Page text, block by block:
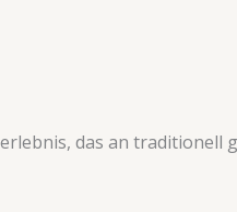
das an traditionell